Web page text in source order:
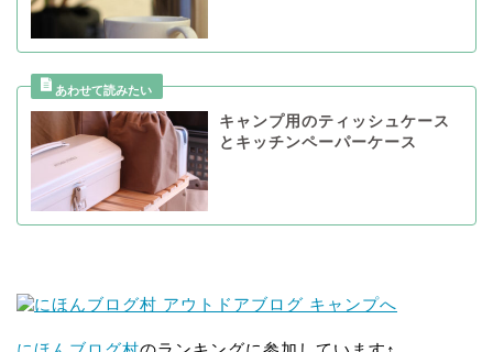
キャンプ用のティッシュケース
とキッチンペーパーケース